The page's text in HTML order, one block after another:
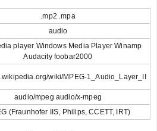
.mp2 .mpa
audio
player Windows Media Player Winamp
Audacity foobar2000
wiki/MPEG-1_Audio_Layer_II
audio/mpeg audio/x-mpeg
(Fraunhofer IIS, Philips, CCETT, IRT)